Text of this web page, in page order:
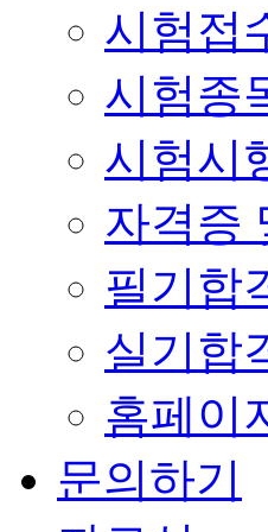
시험접
시험종
시험시
자격증
필기합
실기합
홈페이
문의하기